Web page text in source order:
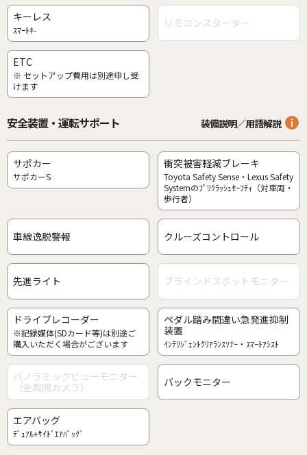
キーレス
ｽﾏｰﾄｷ- リモコンスターター
ETC
※ セットアップ費用は別途申し受
けます
安全装置・運転サポート 装備説明／用語解説
サポカー
サポカーS
衝突被害軽減ブレーキ
Toyota Safety Sense・Lexus Safety
Systemのﾌﾟﾘｸﾗｯｼｭｾｰﾌﾃｨ（対車両・
歩行者）
車線逸脱警報 クルーズコントロール
先進ライト ブラインドスポットモニター
ドライブレコーダー
※記録媒体(SDカード等)は別途ご
購入いただく場合がございます
ペダル踏み間違い急発進抑制
装置
ｲﾝﾃﾘｼﾞｪﾝﾄｸﾘｱﾗﾝｽｿﾅｰ・ｽﾏｰﾄｱｼｽﾄ
パノラミックビューモニター
（全周囲カメラ）
バックモニター
エアバッグ
ﾃﾞｭｱﾙ+ｻｲﾄﾞｴｱﾊﾞｯｸﾞ